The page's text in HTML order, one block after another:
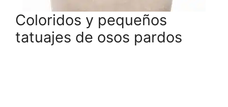
Coloridos y pequeños
tatuajes de osos pardos